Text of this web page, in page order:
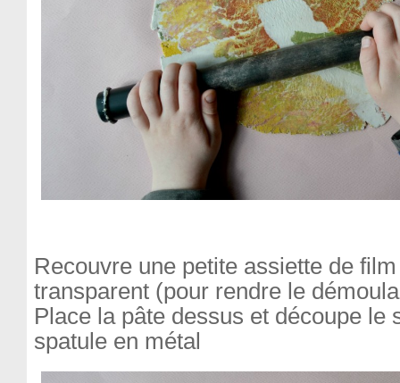
Recouvre une petite assiette de
transparent (pour rendre le
Place la pâte dessus et découpe le
spatule en métal